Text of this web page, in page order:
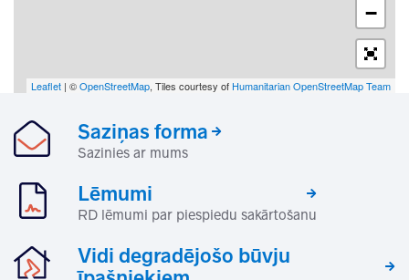
−
Leaflet | ©OpenStreetMap, Tiles courtesy of Humanitarian OpenStreetMap Team
Saziņas forma
Sazinies ar mums
Lēmumi
RD lēmumi par piespiedu sakārtošanu
Vidi degradējošo būvju